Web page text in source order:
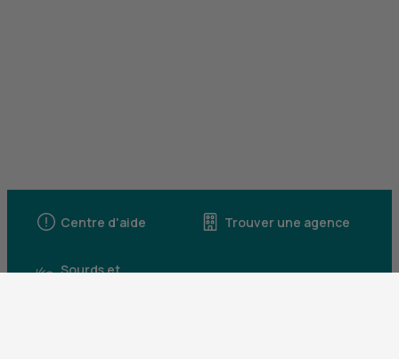
Centre d'aide Trouver une agence
Sourds et